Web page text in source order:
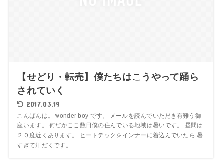
【せどり・転売】僕たちはこうやって踊ら
されていく
2017.03.19
こんばんは。 wonder boy です。 メールを読んでいただき有難う御
座います。 何だかここ数日僕の住んでいる地域は暑いです。 昼間は
２０度近くあります。 ヒートテックをインナーに着込んでいたら 暑
すぎて汗だくです。...